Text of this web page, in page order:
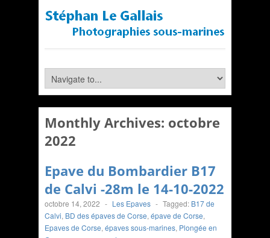
Monthly Archives: octobre
2022
Epave du Bombardier B17
de Calvi -28m le 14-10-2022
octobre 14, 2022 - Les Epaves - Tagged: B17 de
Calvi, BD des épaves de Corse, épave de Corse,
Epaves de Corse, épaves sous-marines, Plongée en